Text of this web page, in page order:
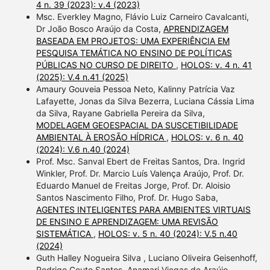
4 n. 39 (2023): v.4 (2023)
Msc. Everkley Magno, Flávio Luiz Carneiro Cavalcanti,
Dr João Bosco Araújo da Costa, APRENDIZAGEM
BASEADA EM PROJETOS: UMA EXPERIÊNCIA EM
PESQUISA TEMÁTICA NO ENSINO DE POLÍTICAS
PÚBLICAS NO CURSO DE DIREITO , HOLOS: v. 4 n. 41
(2025): V.4 n.41 (2025)
Amaury Gouveia Pessoa Neto, Kalinny Patrícia Vaz
Lafayette, Jonas da Silva Bezerra, Luciana Cássia Lima
da Silva, Rayane Gabriella Pereira da Silva,
MODELAGEM GEOESPACIAL DA SUSCETIBILIDADE
AMBIENTAL À EROSÃO HÍDRICA , HOLOS: v. 6 n. 40
(2024): V.6 n.40 (2024)
Prof. Msc. Sanval Ebert de Freitas Santos, Dra. Ingrid
Winkler, Prof. Dr. Marcio Luís Valença Araújo, Prof. Dr.
Eduardo Manuel de Freitas Jorge, Prof. Dr. Aloisio
Santos Nascimento Filho, Prof. Dr. Hugo Saba,
AGENTES INTELIGENTES PARA AMBIENTES VIRTUAIS
DE ENSINO E APRENDIZAGEM: UMA REVISÃO
SISTEMÁTICA , HOLOS: v. 5 n. 40 (2024): V.5 n.40
(2024)
Guth Halley Nogueira Silva , Luciano Oliveira Geisenhoff,